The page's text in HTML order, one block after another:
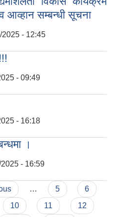
आव्हान सम्बन्धी सूचना
2025 - 12:45
आव्हान सम्बन्धी सूचना
- 09:49
- 16:18
।
- 16:59
… 5
6
10 11
12